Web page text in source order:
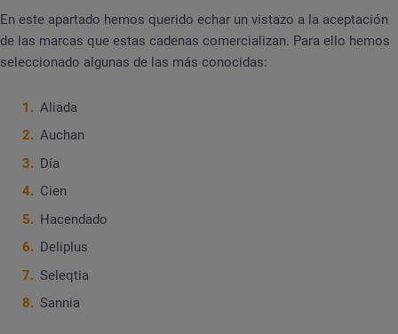
En este apartado hemos querido echar un vistazo a la aceptación
de las marcas que estas cadenas comercializan. Para ello hemos
seleccionado algunas de las más conocidas:
Aliada
Auchan
Día
Cien
Hacendado
Deliplus
Seleqtia
Sannia